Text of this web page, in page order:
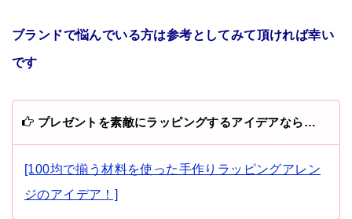
ブランドで悩んでいる方は参考としてみて頂ければ幸い
です
プレゼントを素敵にラッピングするアイデアなら…
[100均で揃う材料を使った手作りラッピングアレン
ジのアイデア！]